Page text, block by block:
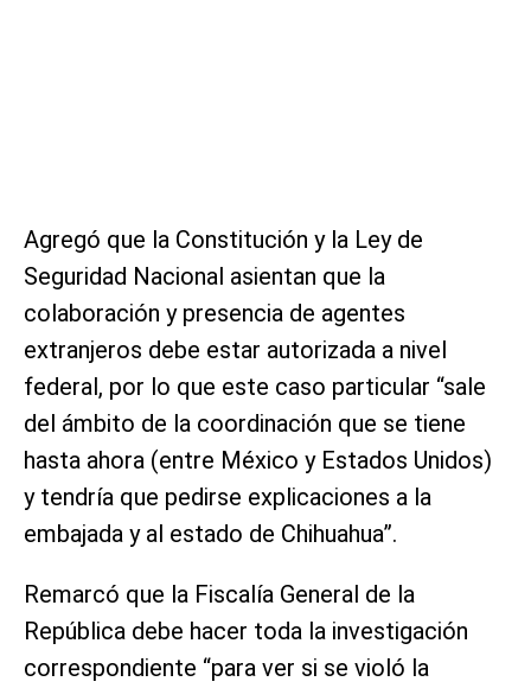
Agregó que la Constitución y la Ley de
Seguridad Nacional asientan que la
colaboración y presencia de agentes
extranjeros debe estar autorizada a nivel
federal, por lo que este caso particular “sale
del ámbito de la coordinación que se tiene
hasta ahora (entre México y Estados Unidos)
y tendría que pedirse explicaciones a la
embajada y al estado de Chihuahua”.
Remarcó que la Fiscalía General de la
República debe hacer toda la investigación
correspondiente “para ver si se violó la